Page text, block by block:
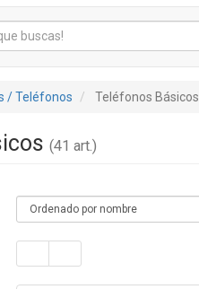
/ Teléfonos Teléfonos Básicos
(41 art.)